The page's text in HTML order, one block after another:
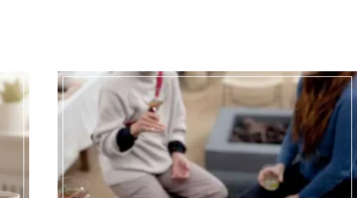
VERDIEN
€10K’-
CURSUSSEN
JE
STEEDS
TELEURSTELLEN